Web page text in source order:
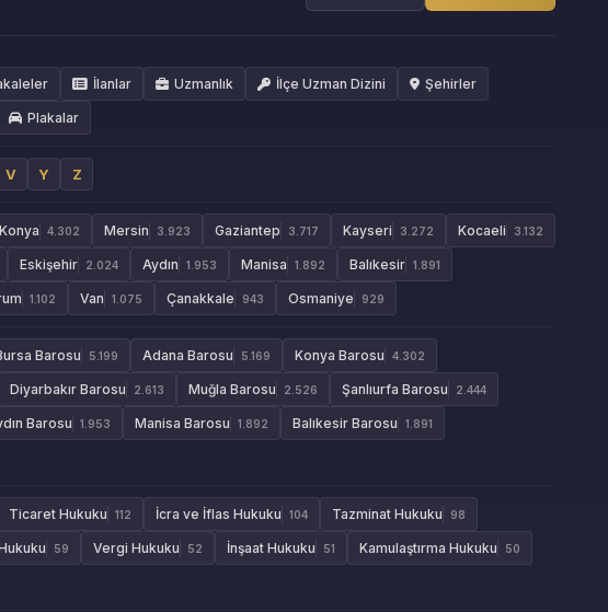
İlanlar Uzmanlık İlçe Uzman Dizini Şehirler
Plakalar
V Y Z
Konya 4.302 Mersin 3.923 Gaziantep 3.717 Kayseri 3.272 Kocaeli 3.132
Eskişehir 2.024 Aydın 1.953 Manisa 1.892 Balıkesir 1.891
1.102 Van 1.075 Çanakkale 943 Osmaniye 929
Barosu 5.199 Adana Barosu 5.169 Konya Barosu 4.302
Diyarbakır Barosu 2.613 Muğla Barosu 2.526 Şanlıurfa Barosu 2.444
Barosu 1.953 Manisa Barosu 1.892 Balıkesir Barosu 1.891
Ticaret Hukuku 112 İcra ve İflas Hukuku 104 Tazminat Hukuku 98
59 Vergi Hukuku 52 İnşaat Hukuku 51 Kamulaştırma Hukuku 50